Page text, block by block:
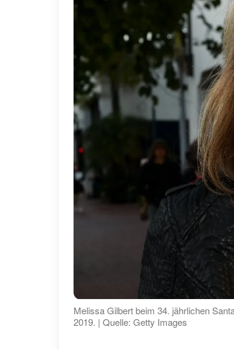
Melissa Gilbert beim 34. jährlichen
2019. | Quelle: Getty Images